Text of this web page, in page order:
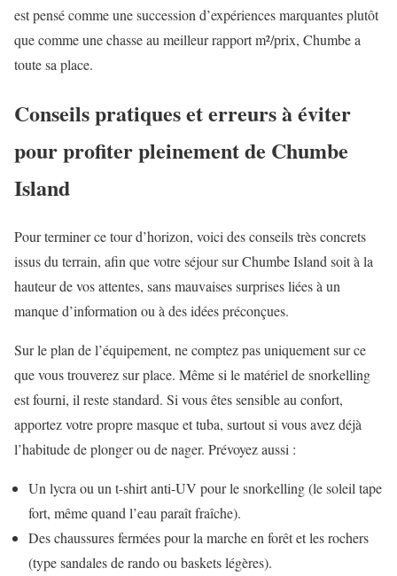
est pensé comme une succession d’expériences marquantes plutôt
que comme une chasse au meilleur rapport m²/prix, Chumbe a
toute sa place.
Conseils pratiques et erreurs à éviter
pour profiter pleinement de Chumbe
Island
Pour terminer ce tour d’horizon, voici des conseils très concrets
issus du terrain, afin que votre séjour sur Chumbe Island soit à la
hauteur de vos attentes, sans mauvaises surprises liées à un
manque d’information ou à des idées préconçues.
Sur le plan de l’équipement, ne comptez pas uniquement sur ce
que vous trouverez sur place. Même si le matériel de snorkelling
est fourni, il reste standard. Si vous êtes sensible au confort,
apportez votre propre masque et tuba, surtout si vous avez déjà
l’habitude de plonger ou de nager. Prévoyez aussi :
Un lycra ou un t-shirt anti-UV pour le snorkelling (le soleil tape
fort, même quand l’eau paraît fraîche).
Des chaussures fermées pour la marche en forêt et les rochers
(type sandales de rando ou baskets légères).